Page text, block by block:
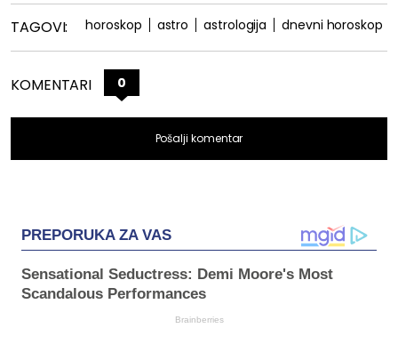
TAGOVI: horoskop astro astrologija dnevni horoskop
KOMENTARI 0
Pošalji komentar
PREPORUKA ZA VAS
Sensational Seductress: Demi Moore's Most
Scandalous Performances
Brainberries